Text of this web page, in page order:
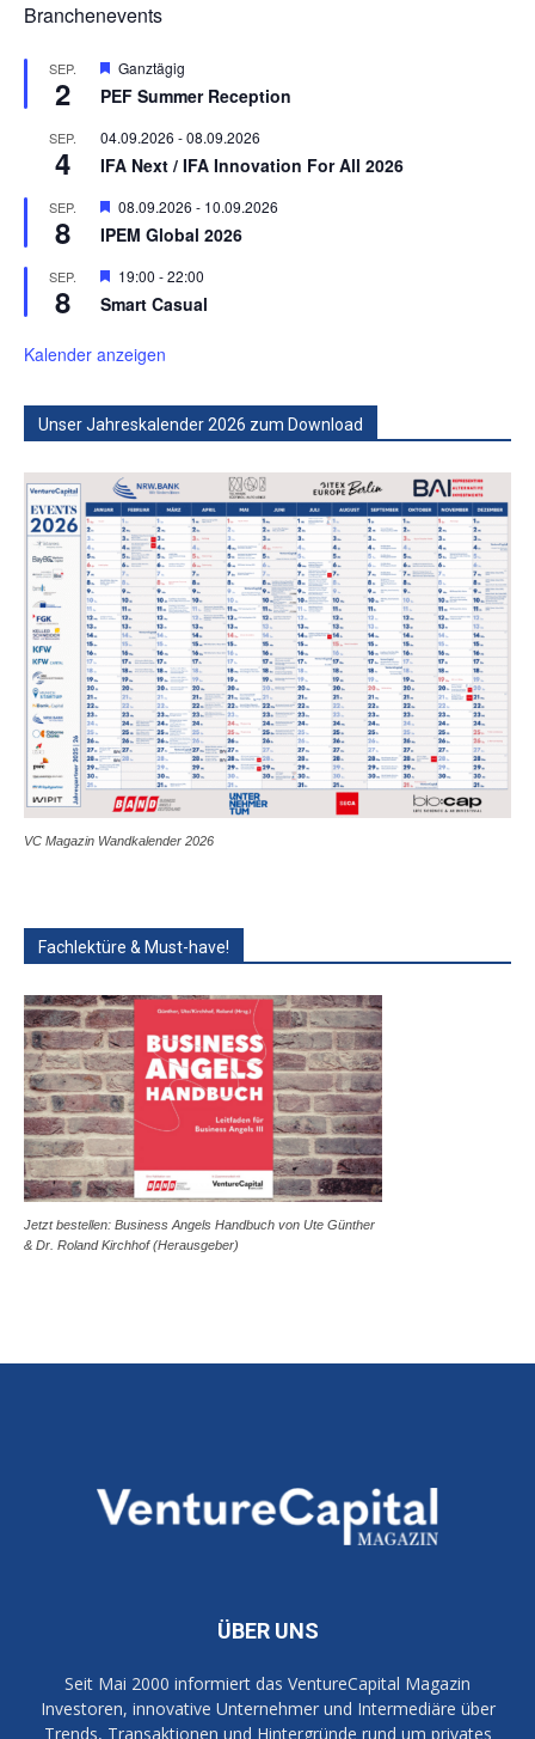
Branchenevents
SEP.
2
Hervorgehoben
Ganztägig
PEF Summer Reception
SEP.
4
04.09.2026 -08.09.2026
IFA Next / IFA Innovation For All 2026
SEP.
8
Hervorgehoben
08.09.2026 - 10.09.2026
IPEM Global 2026
SEP.
8
Hervorgehoben
19:00 -22:00
Smart Casual
Kalender anzeigen
Unser Jahreskalender 2026 zum Download
VC Magazin Wandkalender 2026
Fachlektüre & Must-have!
Jetzt bestellen: Business Angels Handbuch von Ute Günther
& Dr. Roland Kirchhof (Herausgeber)
ÜBER UNS
Seit Mai 2000 informiert das VentureCapital Magazin
Investoren, innovative Unternehmer und Intermediäre über
Trends, Transaktionen und Hintergründe rund um privates